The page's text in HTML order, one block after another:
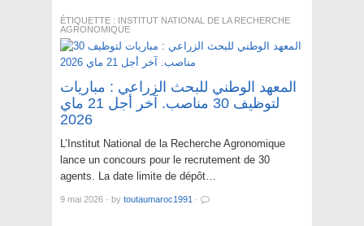
ÉTIQUETTE :
INSTITUT NATIONAL DE LA RECHERCHE
AGRONOMIQUE
المعهد الوطني للبحث الزراعي : مباريات
لتوظيف 30 مناصب. آخر أجل 21 ماي
2026
L’Institut National de la Recherche Agronomique
lance un concours pour le recrutement de 30
agents. La date limite de dépôt…
9 mai 2026 · by toutaumaroc1991 ·